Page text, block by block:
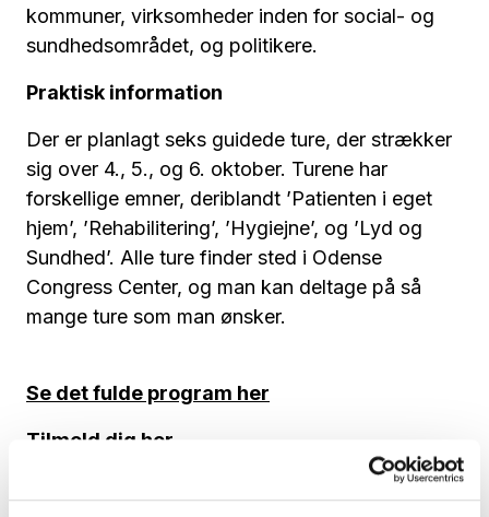
kommuner, virksomheder inden for social- og
sundhedsområdet, og politikere.
Praktisk information
Der er planlagt seks guidede ture, der strækker
sig over 4., 5., og 6. oktober. Turene har
forskellige emner, deriblandt ’Patienten i eget
hjem’, ’Rehabilitering’, ’Hygiejne’, og ’Lyd og
Sundhed’. Alle ture finder sted i Odense
Congress Center, og man kan deltage på så
mange ture som man ønsker.
Se det fulde program her
Tilmeld dig her